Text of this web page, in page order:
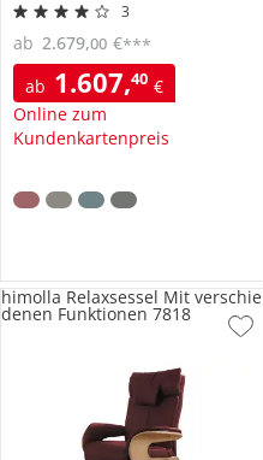
3
ab 1.607,40 €
Online zum
Kundenkartenpreis
ab 2.679,00 €***
himolla Relaxsessel Mit verschie
denen Funktionen 7818